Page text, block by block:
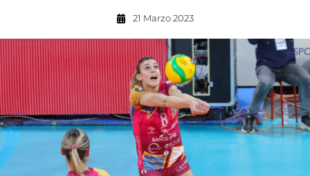
21 Marzo 2023